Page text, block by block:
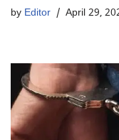
by Editor April 29,